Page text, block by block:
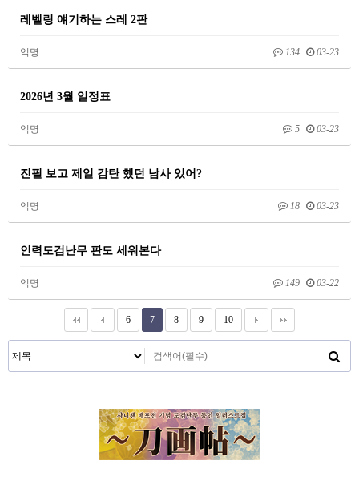
레벨링 얘기하는 스레 2판
익명 134 03-23
2026년 3월 일정표
익명 5 03-23
진필 보고 제일 감탄 했던 남사 있어?
익명 18 03-23
인력도검난무 판도 세워본다
익명 149 03-22
6 7 8 9 10